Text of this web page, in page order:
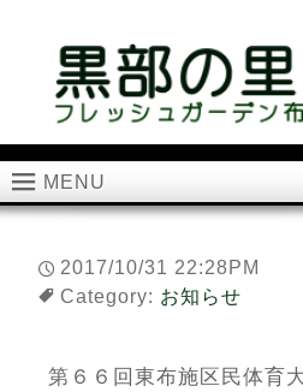
MENU
2017/10/31 22:28PM
Category: お知らせ
第６６回東布施区民体育